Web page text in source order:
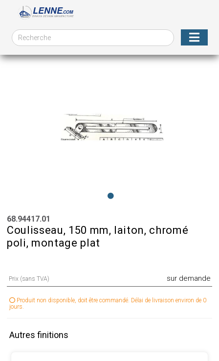
68.94417.01
Coulisseau, 150 mm, laiton, chromé
poli, montage plat
Prix (sans TVA) sur demande
Produit non disponible, doit être commandé. Délai de livraison environ de 0
jours.
Autres finitions